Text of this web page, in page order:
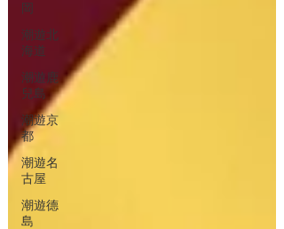
岡
潮遊北
海道
潮遊鹿
兒島
潮遊京
都
潮遊名
古屋
潮遊德
島